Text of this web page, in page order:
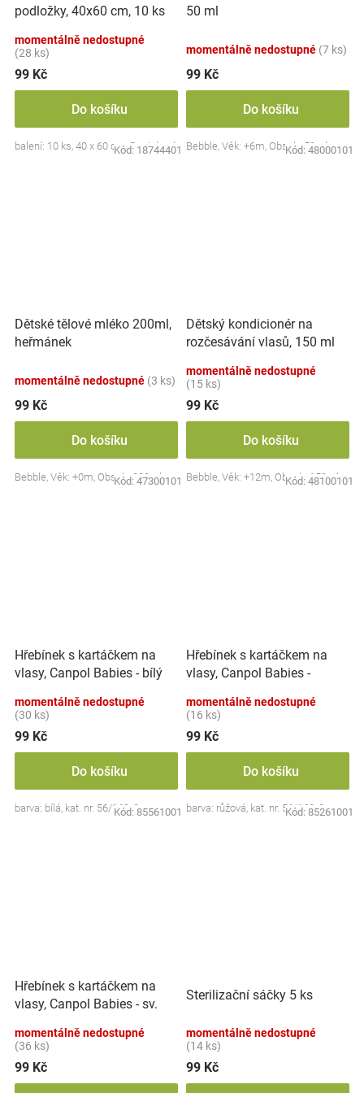
podložky, 40x60 cm, 10 ks
momentálně nedostupné
(28 ks)
99 Kč
Do košíku
balení: 10 ks, 40 x 60 cm, Bocioland
Kód: 18744401
50 ml
momentálně nedostupné (7 ks)
99 Kč
Do košíku
Bebble, Věk: +6m, Obsah: 50ml
Kód: 48000101
Dětské tělové mléko 200ml,
heřmánek
momentálně nedostupné (3 ks)
99 Kč
Do košíku
Bebble, Věk: +0m, Obsah: 200ml
Kód: 47300101
Dětský kondicionér na
rozčesávání vlasů, 150 ml
momentálně nedostupné
(15 ks)
99 Kč
Do košíku
Bebble, Věk: +12m, Obsah: 150ml
Kód: 48100101
Hřebínek s kartáčkem na
vlasy, Canpol Babies - bílý
momentálně nedostupné
(30 ks)
99 Kč
Do košíku
barva: bílá, kat. nr. 56/160, 0m+
Kód: 85561001
Hřebínek s kartáčkem na
vlasy, Canpol Babies -
momentálně nedostupné
(16 ks)
99 Kč
Do košíku
barva: růžová, kat. nr. 56/160, 0m+
Kód: 85261001
Hřebínek s kartáčkem na
vlasy, Canpol Babies - sv.
momentálně nedostupné
(36 ks)
99 Kč
Sterilizační sáčky 5 ks
momentálně nedostupné
(14 ks)
99 Kč